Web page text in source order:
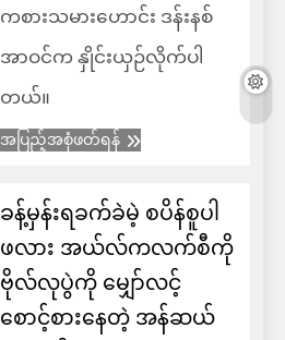
ကစားသမားဟောင်း ဒန်းနစ်
အာဝင်က နှိုင်းယှဉ်လိုက်ပါ
တယ်။
အပြည့်အစုံဖတ်ရန်
ခန့်မှန်းရခက်ခဲမဲ့ စပိန်စူပါ
ဖလား အယ်လ်ကလက်စီကို
ဗိုလ်လုပွဲကို မျှော်လင့်
စောင့်စားနေတဲ့ အန်ဆယ်